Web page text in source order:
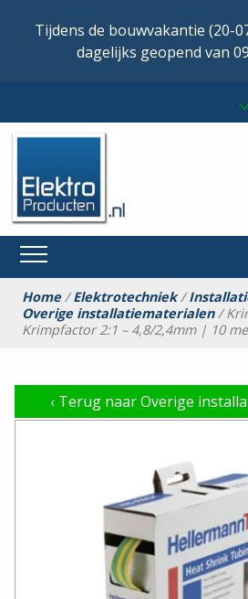
Tijdens de bouwvakantie (20-
dagelijks geopend van
Home/Elektrotechniek/
Overige installatiematerialen/
Krimpfactor 2:1 – 4,8/2,4mm | 10
‹ Terug naar Overige